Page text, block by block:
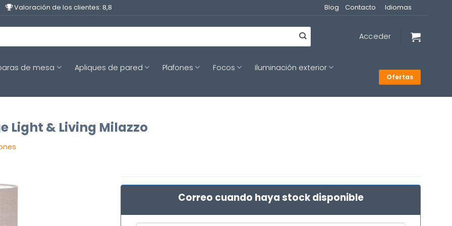
Valoración de los clientes: 8,8 Blog Contacto Idiomas
Acceder
de mesa Apliques de pared Plafones Focos
Iluminación exterior
Ofertas
Light & Living Milazzo
Correo cuando haya stock disponible